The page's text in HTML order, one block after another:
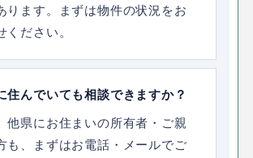
ります。まずは物件の状況をお
ください。
住んでいても相談できますか？
他県にお住まいの所有者・ご親
も、まずはお電話・メールでご